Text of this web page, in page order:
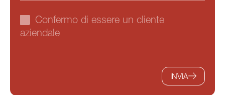
Confermo di essere un cliente
aziendale
INVIA